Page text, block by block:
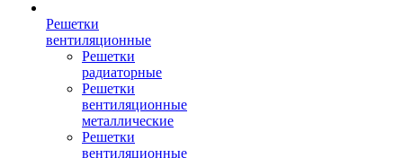
Решетки
вентиляционные
Решетки
радиаторные
Решетки
вентиляционные
металлические
Решетки
вентиляционные